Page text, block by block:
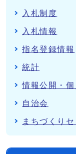
入札制度
入札情報
指名登録情報
統計
情報公開・個
自治会
まちづくり